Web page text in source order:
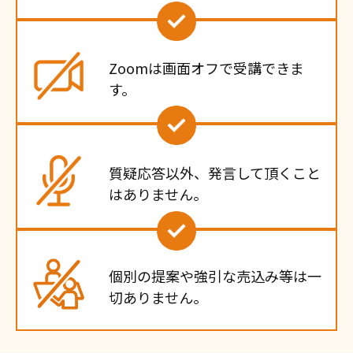
Zoomは画面オフで受講できま
す。
質疑応答以外、発言して頂くこと
はありません。
個別の提案や強引な売込み等は一
切ありません。